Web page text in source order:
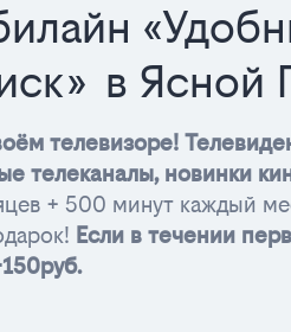
в Ясной
телевизоре!
телеканалы, новинки
+ 500 минут каждый
Если в течении